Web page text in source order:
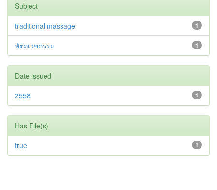
Subject
1
traditional massage
1
หัตถเวชกรรม
Date issued
1
2558
Has File(s)
1
true